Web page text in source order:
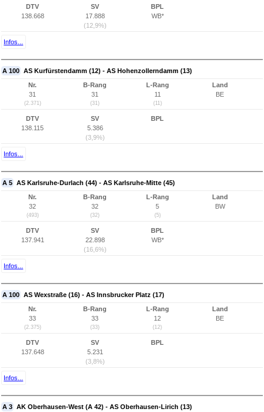
DTV
138.668
SV
17.888
(12,9%)
BPL
WB*
Infos...
A 100 AS Kurfürstendamm (12) - AS Hohenzollerndamm (13)
Nr.
31
(2.371)
B-Rang
31
(31)
L-Rang
11
(11)
Land
BE
DTV
138.115
SV
5.386
(3,9%)
BPL
Infos...
A 5 AS Karlsruhe-Durlach (44) - AS Karlsruhe-Mitte (45)
Nr.
32
(493)
B-Rang
32
(32)
L-Rang
5
(5)
Land
BW
DTV
137.941
SV
22.898
(16,6%)
BPL
WB*
Infos...
A 100 AS Wexstraße (16) - AS Innsbrucker Platz (17)
Nr.
33
(2.375)
B-Rang
33
(33)
L-Rang
12
(12)
Land
BE
DTV
137.648
SV
5.231
(3,8%)
BPL
Infos...
A 3 AK Oberhausen-West (A 42) - AS Oberhausen-Lirich (13)